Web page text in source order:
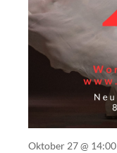
Oktober 27 @ 14:00